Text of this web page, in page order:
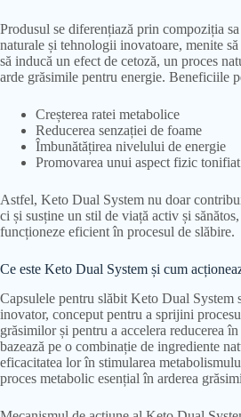
Produsul se diferențiază prin compoziția
naturale și tehnologii inovatoare, menite
să inducă un efect de cetoză, un proces
arde grăsimile pentru energie. Beneficiile
Creșterea ratei metabolice
Reducerea senzației de foame
Îmbunătățirea nivelului de energie
Promovarea unui aspect fizic
Astfel, Keto Dual System nu doar
ci și susține un stil de viață activ și
funcționeze eficient în procesul de slăbire.
Ce este Keto Dual System și cum
Capsulele pentru slăbit Keto Dual System
inovator, conceput pentru a sprijini
grăsimilor și pentru a accelera reducerea
bazează pe o combinație de ingrediente
eficacitatea lor în stimularea
proces metabolic esențial în arderea